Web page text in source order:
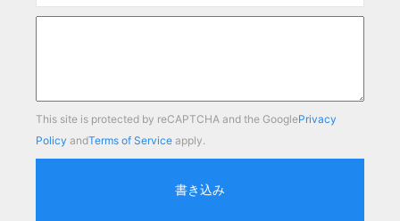
This site is protected by reCAPTCHA and the GooglePrivacy
Policy andTerms of Service apply.
書き込み